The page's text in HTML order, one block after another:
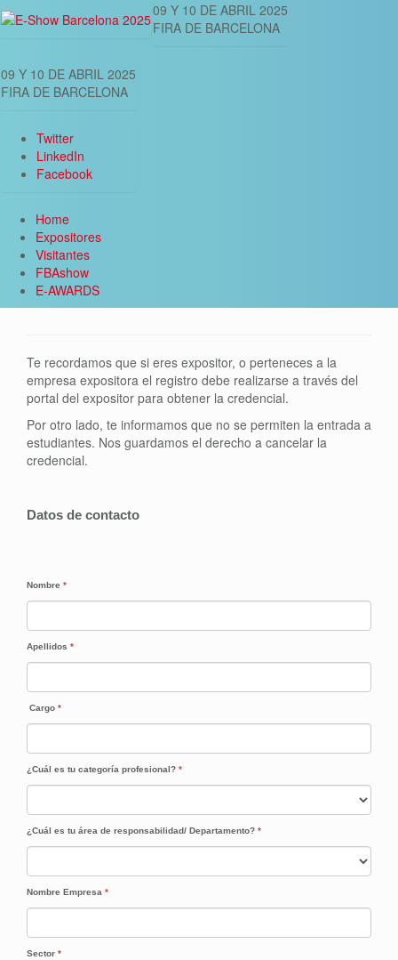
09 Y 10 DE ABRIL 2025
FIRA DE BARCELONA
09 Y 10 DE ABRIL 2025
FIRA DE BARCELONA
Twitter
LinkedIn
Facebook
Home
Expositores
Visitantes
FBAshow
E-AWARDS
Te recordamos que si eres expositor, o perteneces a la
empresa expositora el registro debe realizarse a través del
portal del expositor para obtener la credencial.
Por otro lado, te informamos que no se permiten la entrada a
estudiantes. Nos guardamos el derecho a cancelar la
credencial.
Datos de contacto
Nombre *
Apellidos *
Cargo *
¿Cuál es tu categoría profesional? *
¿Cuál es tu área de responsabilidad/ Departamento? *
Nombre Empresa *
Sector *